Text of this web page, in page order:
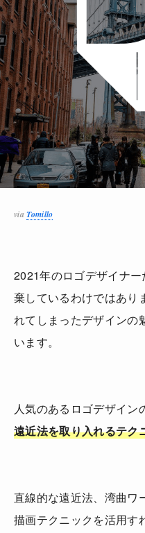
viaTomillo
2021年のロゴデザイナ
棄しているわけではあり
れてしまったデザインの
います。
人気のあるロゴデザイン
遠近法を取り入れるテク
直線的な遠近法、湾曲ワ
描画テクニックを活用す